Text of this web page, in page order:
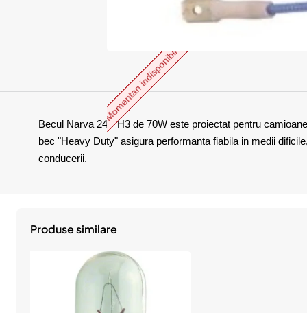
Momentan indisponibil
Becul Narva 24V H3 de 70W este proiectat pentru
bec "Heavy Duty" asigura performanta fiabila in medii
conducerii.
Produse similare